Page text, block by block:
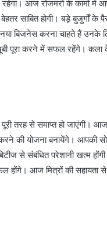
आज रोजमर्रा के कामों में
साबित होगी। बड़े बुजुर्गों के
बिजनेस करना चाहते हैं उनके
पूरा करने में सफल रहेंगे। कला के
तरह से समाप्त हो जाएंगी।
की योजना बनायेंगे। आपकी
से संबंधित परेशानी
होंगे। आज मित्रों की